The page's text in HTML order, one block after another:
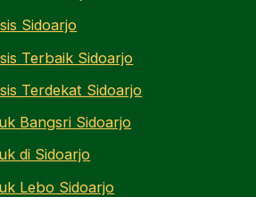
Sidoarjo
Terbaik Sidoarjo
Terdekat Sidoarjo
Bangsri Sidoarjo
di Sidoarjo
Lebo Sidoarjo